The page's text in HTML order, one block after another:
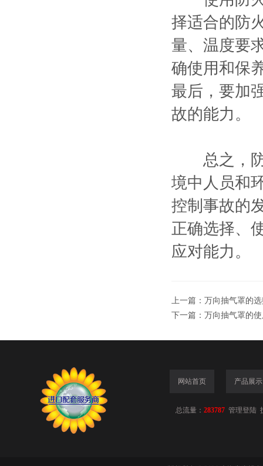
择适合的防
量、温度要
确使用和保
最后，要加
故的能力。
总之，防
境中人员和
控制事故的
正确选择、
应对能力。
上一篇： 万向抽气罩的
下一篇： 万向抽气罩的
网站首页 产品展示
总流量： 283787 管理登陆